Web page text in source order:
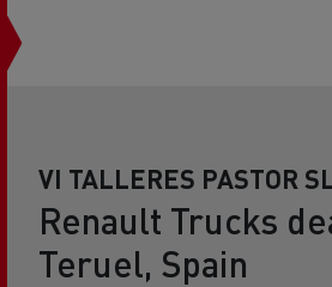
VI TALLERES PASTOR
Renault Trucks
Teruel, Spain